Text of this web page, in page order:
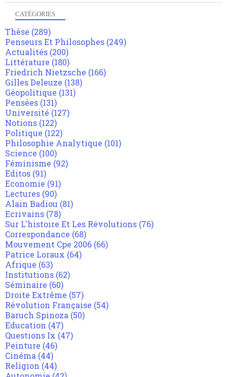
CATÉGORIES
Thèse (289)
Penseurs Et Philosophes (249)
Actualités (200)
Littérature (180)
Friedrich Nietzsche (166)
Gilles Deleuze (138)
Géopolitique (131)
Pensées (131)
Université (127)
Notions (122)
Politique (122)
Philosophie Analytique (101)
Science (100)
Féminisme (92)
Editos (91)
Economie (91)
Lectures (90)
Alain Badiou (81)
Ecrivains (78)
Sur L'histoire Et Les Révolutions (76)
Correspondance (68)
Mouvement Cpe 2006 (66)
Patrice Loraux (64)
Afrique (63)
Institutions (62)
Séminaire (60)
Droite Extrême (57)
Révolution Française (54)
Baruch Spinoza (50)
Education (47)
Questions Ix (47)
Peinture (46)
Cinéma (44)
Religion (44)